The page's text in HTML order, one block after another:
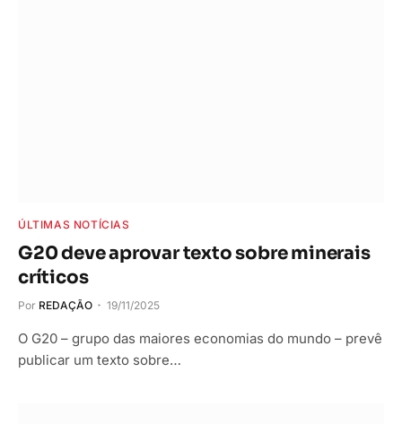
ÚLTIMAS NOTÍCIAS
G20 deve aprovar texto sobre minerais
críticos
Por REDAÇÃO 19/11/2025
O G20 – grupo das maiores economias do mundo – prevê
publicar um texto sobre…